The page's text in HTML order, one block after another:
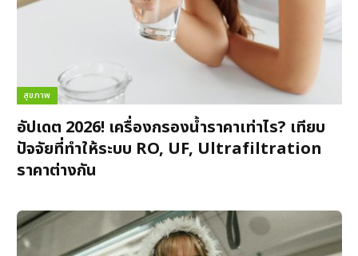
สุขภาพ
อัปเดต 2026! เครื่องกรองน้ำราคาเท่าไร? เทียบ
ปัจจัยที่ทำให้ระบบ RO, UF, Ultrafiltration
ราคาต่างกัน